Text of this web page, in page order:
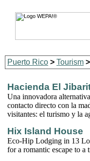
Puerto Rico > Tourism >
Hacienda El
Una innovadora
contacto directo con la
visitantes: el turismo y la
Hix Island House
Eco-Hip Lodging in 13
for a romantic escape to a